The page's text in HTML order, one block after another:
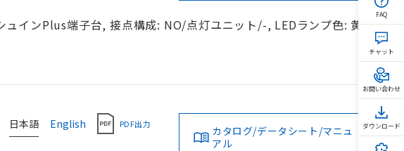
インPlus端子台, 接点構成: NO/点灯ユニット/-, LEDランプ色: 黄,
日本語 English PDF出力
カタログ/データシート/マニュ
アル
FAQ
チャット
お問い合わせ
ダウンロード